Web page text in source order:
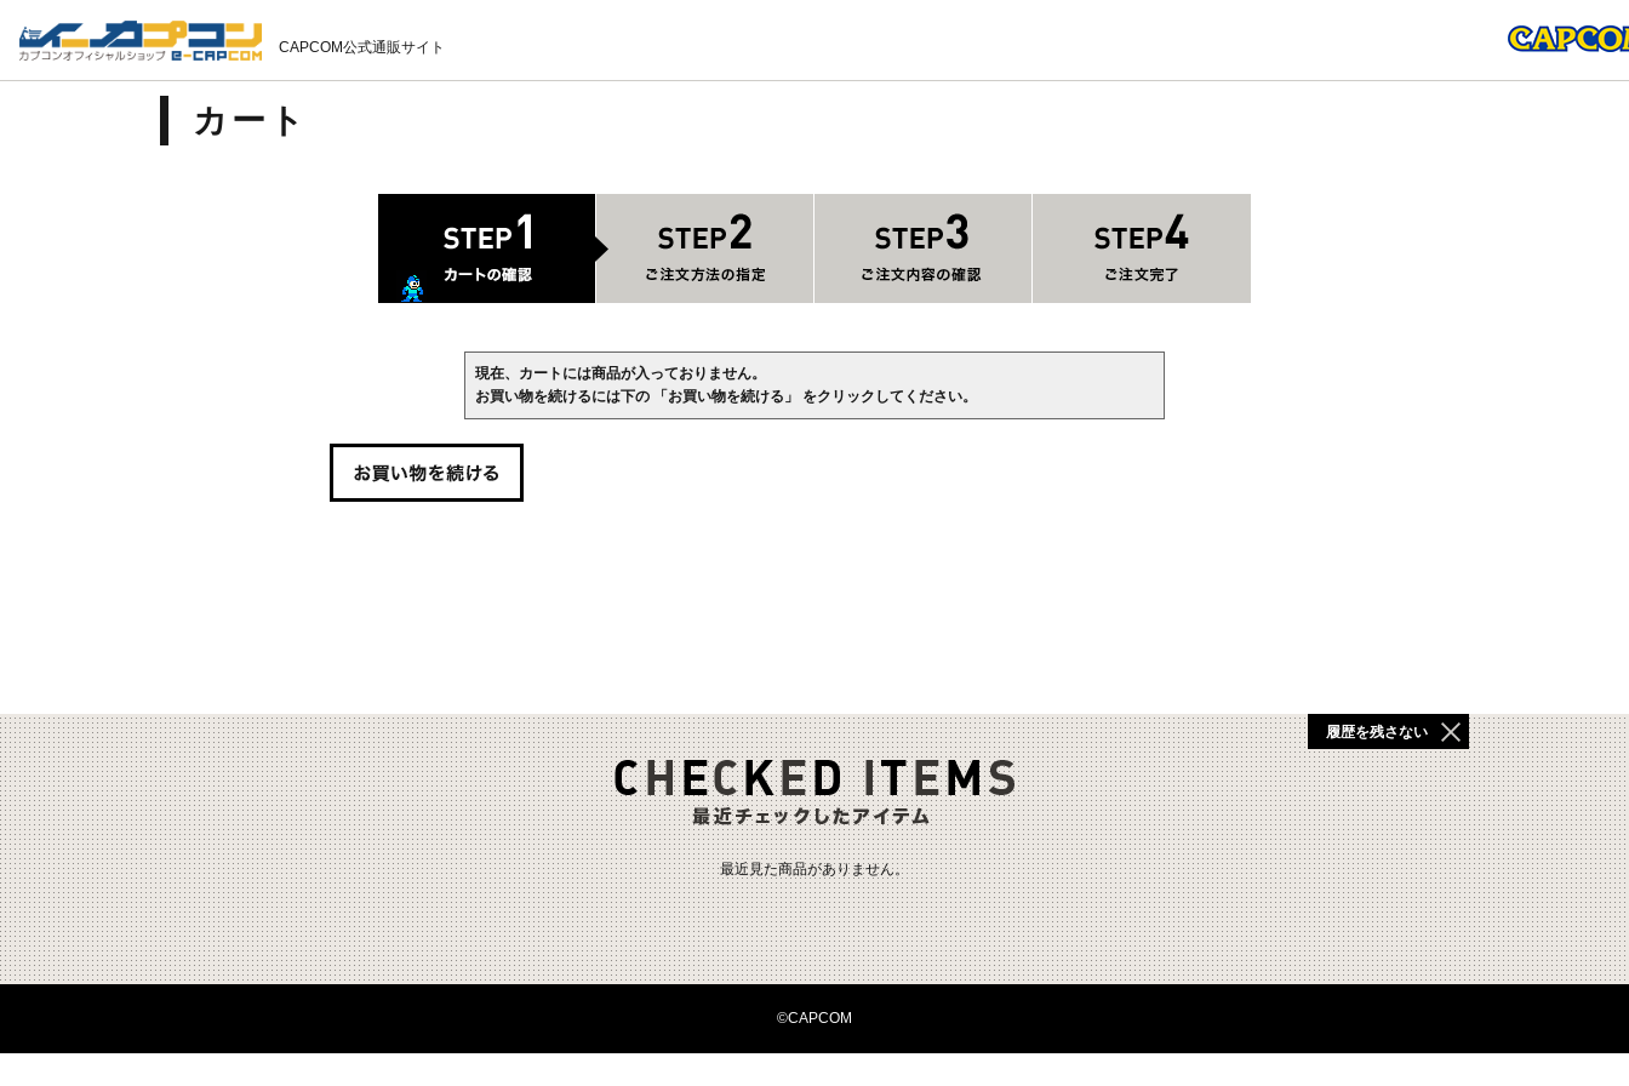
CAPCOM公式通販サイト
カート
現在、カートには商品が入っておりません。
お買い物を続けるには下の 「お買い物を続ける」 をクリックしてください。
最近見た商品がありません。
履歴を残さない
©CAPCOM